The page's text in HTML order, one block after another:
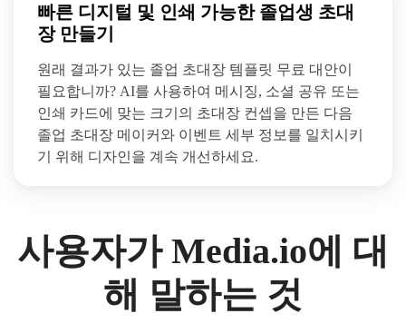
빠른 디지털 및 인쇄 가능한 졸업생 초대
장 만들기
원래 결과가 있는 졸업 초대장 템플릿 무료 대안이
필요합니까? AI를 사용하여 메시징, 소셜 공유 또는
인쇄 카드에 맞는 크기의 초대장 컨셉을 만든 다음
졸업 초대장 메이커와 이벤트 세부 정보를 일치시키
기 위해 디자인을 계속 개선하세요.
사용자가 Media.io에 대
해 말하는 것